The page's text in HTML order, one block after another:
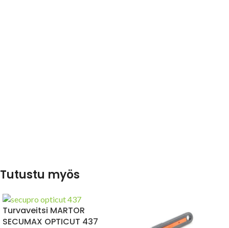
Tutustu myös
Turvaveitsi MARTOR
SECUMAX OPTICUT 437